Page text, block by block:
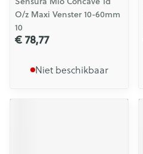
O/z Maxi Venster 10-60mm
10
€ 78,77
Niet beschikbaar